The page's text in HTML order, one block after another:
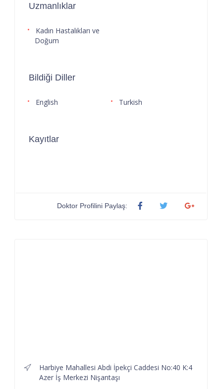
Uzmanlıklar
Kadın Hastalıkları ve
Doğum
Bildiği Diller
English Turkish
Kayıtlar
Doktor Profilini Paylaş:
Harbiye Mahallesi Abdi İpekçi Caddesi No:40 K:4
Azer İş Merkezi Nişantaşı